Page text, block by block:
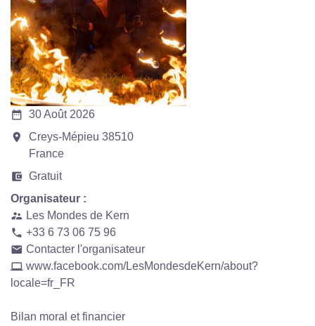
date_range 30 Août 2026
room
Creys-Mépieu 38510
France
account_balance_wallet Gratuit
Organisateur :
supervisor_account Les Mondes de Kern
phone +33 6 73 06 75 96
email Contacter l'organisateur
computer www.facebook.com/LesMondesdeKern/about?
locale=fr_FR
Bilan moral et financier